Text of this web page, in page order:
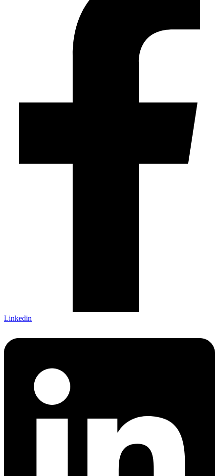
Linkedin